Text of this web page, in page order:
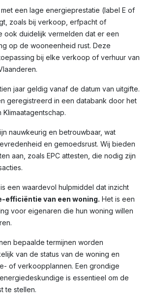
een lage energieprestatie (label E of
zoals bij verkoop, erfpacht of
ook duidelijk vermelden dat er een
op de wooneenheid rust. Deze
bij elke verkoop of verhuur van
jaar geldig vanaf de datum van uitgifte.
geregistreerd in een databank door het
nauwkeurig en betrouwbaar, wat
en gemoedsrust. Wij bieden
aan, zoals EPC attesten, die nodig zijn
een waardevol hulpmiddel dat inzicht
efficiëntie van een woning. Het is een
voor eigenaren die hun woning willen
bepaalde termijnen worden
van de status van de woning en
of verkoopplannen. Een grondige
is essentieel om de
te stellen.